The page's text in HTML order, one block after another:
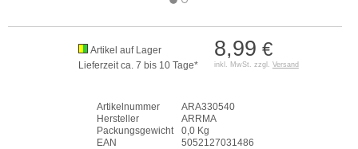
8,99 €
inkl. MwSt. zzgl. Versand
Artikel auf Lager
Lieferzeit ca. 7 bis 10 Tage*
Artikelnummer
ARA330540
Hersteller
ARRMA
Packungsgewicht
0,0 Kg
EAN
5052127031486